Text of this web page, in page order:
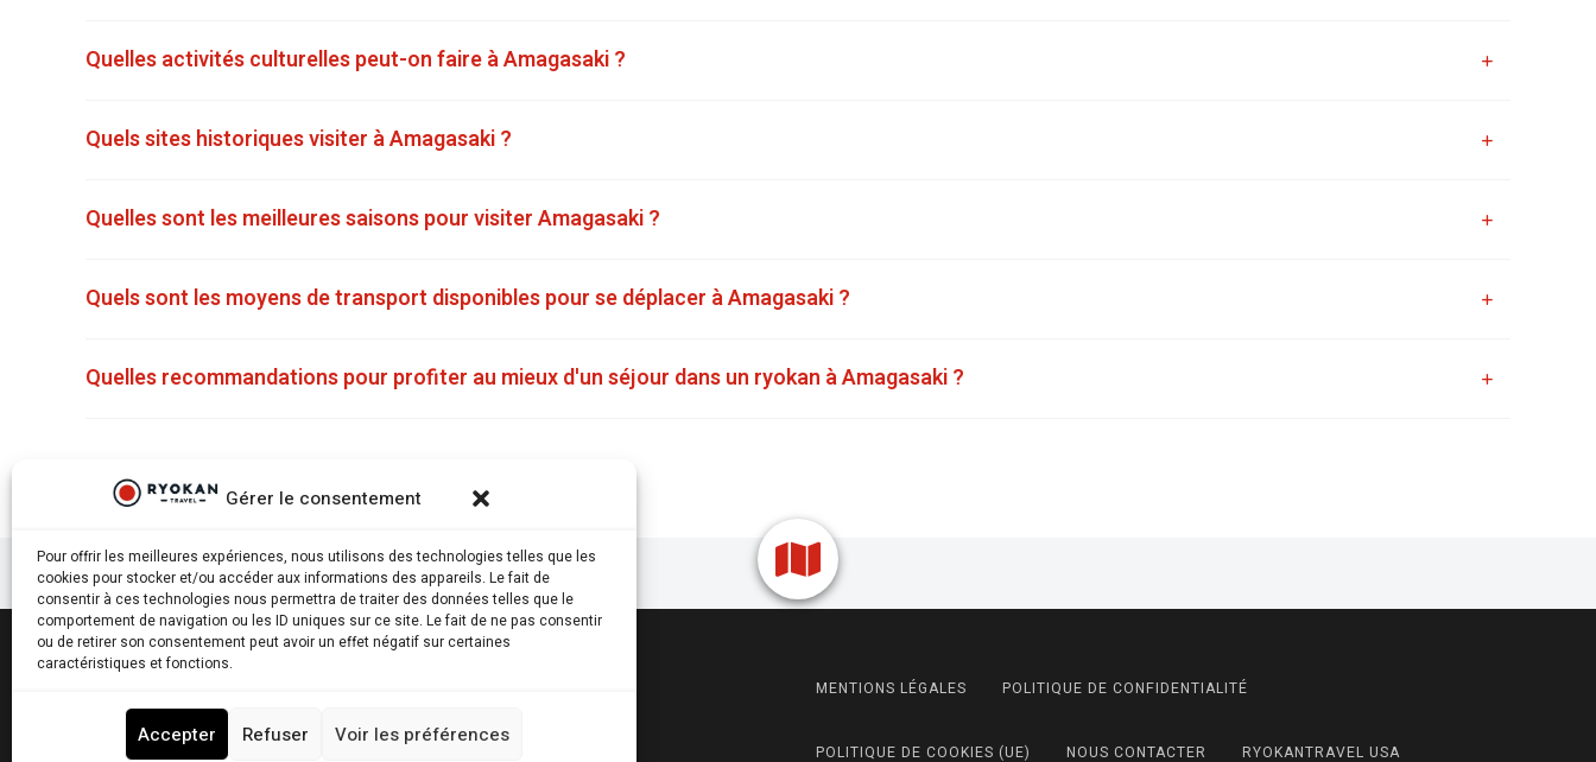
Gérer le consentement
Pour offrir les meilleures expériences, nous utilisons des technologies telles que les
cookies pour stocker et/ou accéder aux informations des appareils. Le fait de
consentir à ces technologies nous permettra de traiter des données telles que le
comportement de navigation ou les ID uniques sur ce site. Le fait de ne pas consentir
ou de retirer son consentement peut avoir un effet négatif sur certaines
caractéristiques et fonctions.
Accepter Refuser Voir les préférences
Quelles activités culturelles peut-on faire à Amagasaki ?
Quels sites historiques visiter à Amagasaki ?
Quelles sont les meilleures saisons pour visiter Amagasaki ?
Quels sont les moyens de transport disponibles pour se déplacer à Amagasaki ?
Quelles recommandations pour profiter au mieux d'un séjour dans un ryokan à Amagasaki ?
Ryokantravel.fr © Copyright 2025. Tous droits réservés.
MENTIONS LÉGALES POLITIQUE DE CONFIDENTIALITÉ
POLITIQUE DE COOKIES (UE) NOUS CONTACTER RYOKANTRAVEL USA